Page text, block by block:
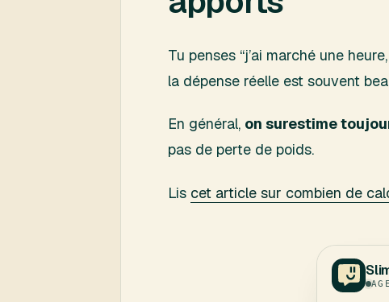
Tu penses “j’ai marché une
la dépense réelle est souvent
En général, on surestime
pas de perte de poids.
Lis cet article sur combien de